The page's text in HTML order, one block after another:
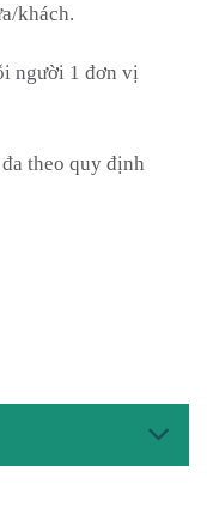
khách.
người 1 đơn vị
theo quy định